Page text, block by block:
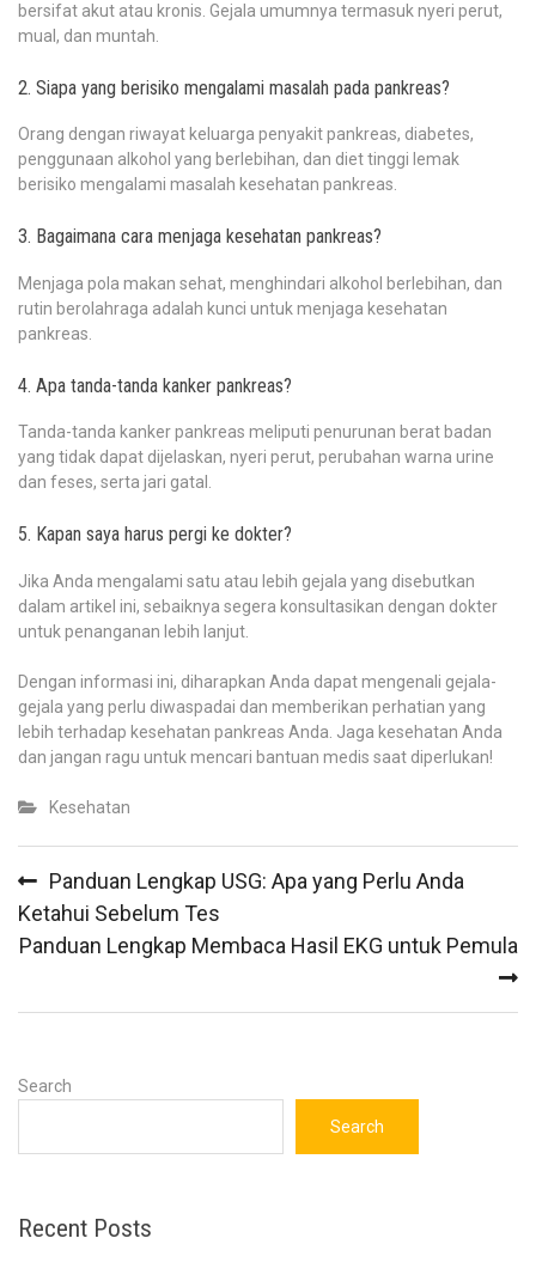
bersifat akut atau kronis. Gejala umumnya termasuk nyeri perut,
mual, dan muntah.
2. Siapa yang berisiko mengalami masalah pada pankreas?
Orang dengan riwayat keluarga penyakit pankreas, diabetes,
penggunaan alkohol yang berlebihan, dan diet tinggi lemak
berisiko mengalami masalah kesehatan pankreas.
3. Bagaimana cara menjaga kesehatan pankreas?
Menjaga pola makan sehat, menghindari alkohol berlebihan, dan
rutin berolahraga adalah kunci untuk menjaga kesehatan
pankreas.
4. Apa tanda-tanda kanker pankreas?
Tanda-tanda kanker pankreas meliputi penurunan berat badan
yang tidak dapat dijelaskan, nyeri perut, perubahan warna urine
dan feses, serta jari gatal.
5. Kapan saya harus pergi ke dokter?
Jika Anda mengalami satu atau lebih gejala yang disebutkan
dalam artikel ini, sebaiknya segera konsultasikan dengan dokter
untuk penanganan lebih lanjut.
Dengan informasi ini, diharapkan Anda dapat mengenali gejala-
gejala yang perlu diwaspadai dan memberikan perhatian yang
lebih terhadap kesehatan pankreas Anda. Jaga kesehatan Anda
dan jangan ragu untuk mencari bantuan medis saat diperlukan!
Kesehatan
navigation
Panduan Lengkap USG: Apa yang Perlu Anda
Ketahui Sebelum Tes
Panduan Lengkap Membaca Hasil EKG untuk Pemula
Search
Search
Recent Posts